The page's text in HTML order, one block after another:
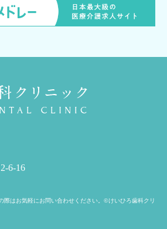
6-16
際はお気軽にお問い合わせください。©けいひろ歯科クリ